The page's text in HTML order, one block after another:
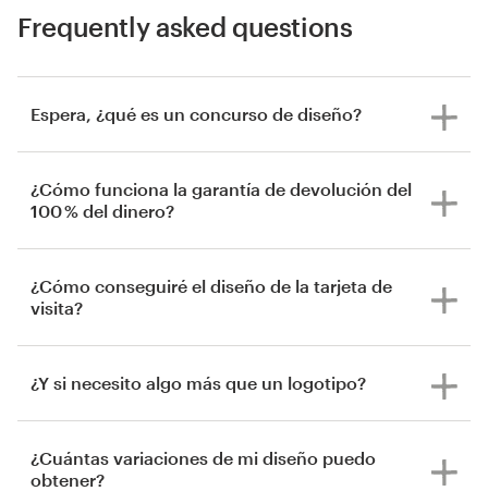
Frequently asked questions
Espera, ¿qué es un concurso de diseño?
¿Cómo funciona la garantía de devolución del
100 % del dinero?
¿Cómo conseguiré el diseño de la tarjeta de
visita?
¿Y si necesito algo más que un logotipo?
¿Cuántas variaciones de mi diseño puedo
obtener?